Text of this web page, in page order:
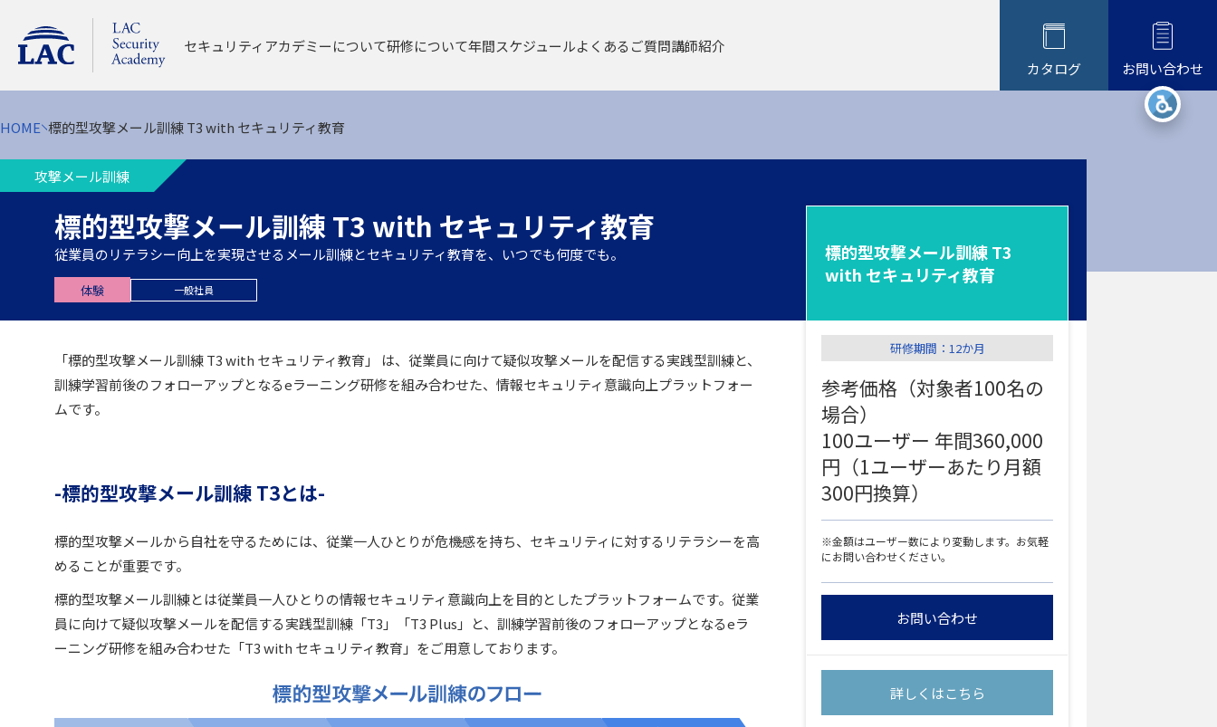
カタログ お問い合わせ
セキュリティアカデミーについて研修について
はじめて受講される方 / 研修について
オープン開催（対面集合 / リモートライブ）
修了証について
登録セキスペ特定講習について
eラーニング／コンテンツレンタル
eラーニング／コンテンツレンタルの
お申込みについて
年間スケジュールよくあるご質問講師紹介
HOME 標的型攻撃メール訓練 T3 with セキュリティ教育
攻撃メール訓練
標的型攻撃メール訓練 T3 with セキュリティ教育
従業員のリテラシー向上を実現させるメール訓練とセキュリティ教育を、いつでも何度でも。
体験 一般社員
標的型攻撃メール訓練 T3
with セキュリティ教育
研修期間：12か月
参考価格（対象者100名の
場合）
100ユーザー 年間360,000
円（1ユーザーあたり月額
300円換算）
※金額はユーザー数により変動します。お気軽
にお問い合わせください。
お問い合わせ
詳しくはこちら
「標的型攻撃メール訓練 T3 with セキュリティ教育」 は、従業員に向けて疑似攻撃メールを配信する実践型訓練と、
訓練学習前後のフォローアップとなるeラーニング研修を組み合わせた、情報セキュリティ意識向上プラットフォー
ムです。
標的型攻撃メール訓練 T3とは
標的型攻撃メールから自社を守るためには、従業一人ひとりが危機感を持ち、セキュリティに対するリテラシーを高
めることが重要です。
標的型攻撃メール訓練とは従業員一人ひとりの情報セキュリティ意識向上を目的としたプラットフォームです。従業
員に向けて疑似攻撃メールを配信する実践型訓練「T3」「T3 Plus」と、訓練学習前後のフォローアップとなるeラ
ーニング研修を組み合わせた「T3 with セキュリティ教育」をご用意しております。